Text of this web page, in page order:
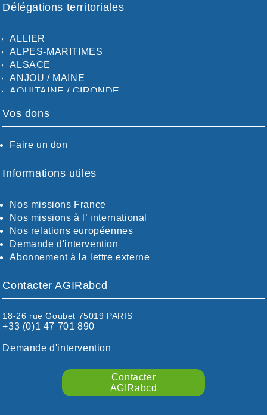
Délégations territoriales
ALLIER
ALPES-MARITIMES
ALSACE
ANJOU / MAINE
AQUITAINE / GIRONDE
AUDE
CALVADOS-ORNE
CHARENTE-MARITIME
DORDOGNE
DRÖME / ARDÈCHE
ESSONNE
EURE-ET-LOIR
EURE/SEINE-MARITIME
GARD
HAUTE-GARONNE
HAUTES-PYRÉNÉES
HÉRAULT
ISÈRE
LOIRE / OCÉAN
Vos dons
Faire un don
Informations utiles
Nos missions France
Nos missions à l’ international
Nos relations européennes
Demande d'intervention
Abonnement à la lettre externe
Contacter AGIRabcd
18-26 rue Goubet 75019 PARIS
+33 (0)1 47 701 890
Demande d'intervention
Contacter
AGIRabcd